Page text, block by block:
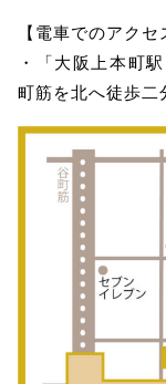
【電車でのアクセ
・「大阪上本町
町筋を北へ徒歩二